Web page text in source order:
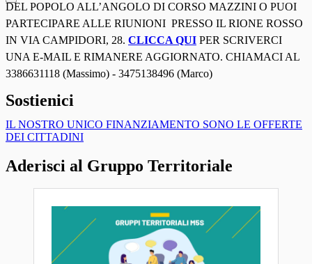
DEL POPOLO ALL’ANGOLO DI CORSO MAZZINI O PUOI
PARTECIPARE ALLE RIUNIONI PRESSO IL RIONE ROSSO
IN VIA CAMPIDORI, 28. CLICCA QUI PER SCRIVERCI
UNA E-MAIL E RIMANERE AGGIORNATO. CHIAMACI AL
3386631118 (Massimo) - 3475138496 (Marco)
Sostienici
IL NOSTRO UNICO FINANZIAMENTO SONO LE OFFERTE
DEI CITTADINI
Aderisci al Gruppo Territoriale